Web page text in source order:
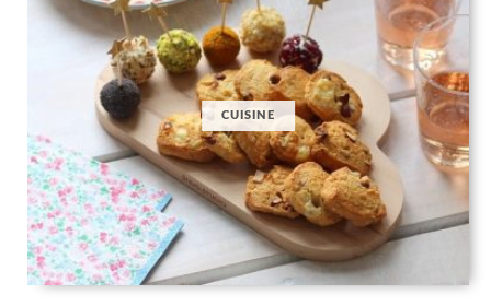
CUISINE